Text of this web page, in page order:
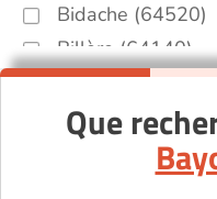
Bidache (64520)
Billère (64140)
Bizanos (64320)
Jurançon (64110)
Lasseube
Morlaàs (64160)
Que